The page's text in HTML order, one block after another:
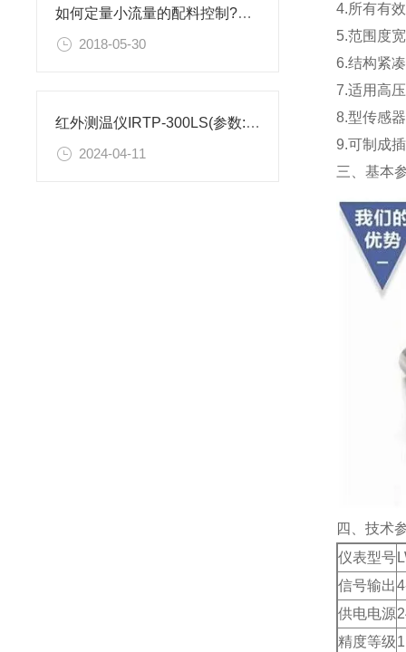
如何定量小流量的配料控制?小流量自动加水系统仪表
2018-05-30
红外测温仪IRTP-300LS(参数:0～300℃,4-20mA)工作原理
2024-04-11
4.所有有
5.范围度
6.结构紧
7.适用高
8.型传感
9.可制成
三 、基本
四、技术
仪表型号
信号输出
供电电源
精度等级